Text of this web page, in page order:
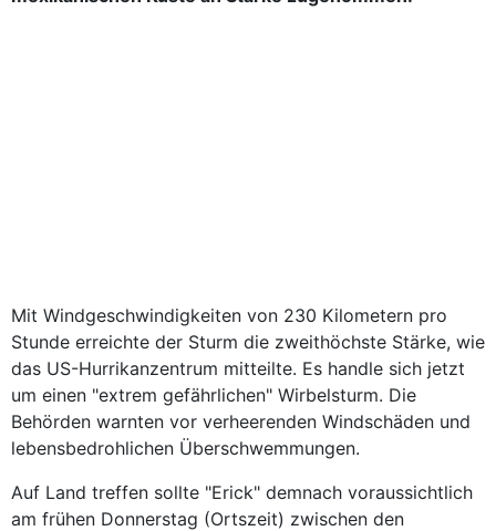
Mit Windgeschwindigkeiten von 230 Kilometern pro
Stunde erreichte der Sturm die zweithöchste Stärke, wie
das US-Hurrikanzentrum mitteilte. Es handle sich jetzt
um einen "extrem gefährlichen" Wirbelsturm. Die
Behörden warnten vor verheerenden Windschäden und
lebensbedrohlichen Überschwemmungen.
Auf Land treffen sollte "Erick" demnach voraussichtlich
am frühen Donnerstag (Ortszeit) zwischen den